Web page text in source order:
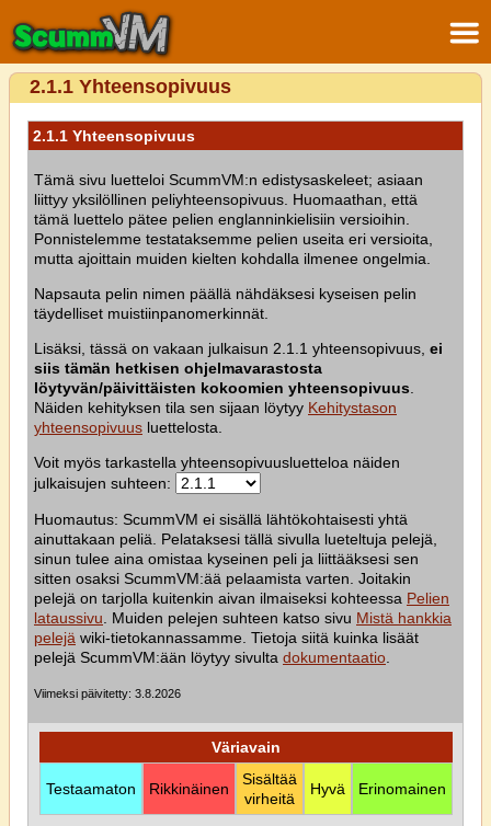
2.1.1 Yhteensopivuus
2.1.1 Yhteensopivuus
Tämä sivu luetteloi ScummVM:n edistysaskeleet; asiaan
liittyy yksilöllinen peliyhteensopivuus. Huomaathan, että
tämä luettelo pätee pelien englanninkielisiin versioihin.
Ponnistelemme testataksemme pelien useita eri versioita,
mutta ajoittain muiden kielten kohdalla ilmenee ongelmia.
Napsauta pelin nimen päällä nähdäksesi kyseisen pelin
täydelliset muistiinpanomerkinnät.
Lisäksi, tässä on vakaan julkaisun 2.1.1 yhteensopivuus, ei
siis tämän hetkisen ohjelmavarastosta
löytyvän/päivittäisten kokoomien yhteensopivuus
Näiden kehityksen tila sen sijaan löytyy Kehitystason
yhteensopivuus luettelosta.
Voit myös tarkastella yhteensopivuusluetteloa näiden
julkaisujen suhteen:
Huomautus: ScummVM ei sisällä lähtökohtaisesti yhtä
ainuttakaan peliä. Pelataksesi tällä sivulla lueteltuja pelejä,
sinun tulee aina omistaa kyseinen peli ja liittääksesi sen
sitten osaksi ScummVM:ää pelaamista varten. Joitakin
pelejä on tarjolla kuitenkin aivan ilmaiseksi kohteessa Pelien
lataussivu . Muiden pelejen suhteen katso sivu Mistä hankkia
pelejä wiki-tietokannassamme. Tietoja siitä kuinka lisäät
pelejä ScummVM:ään löytyy sivulta dokumentaatio
Viimeksi päivitetty: 3.8.2026
Väriavain
Testaamaton Rikkinäinen
Sisältää
virheitä
Hyvä Erinomainen